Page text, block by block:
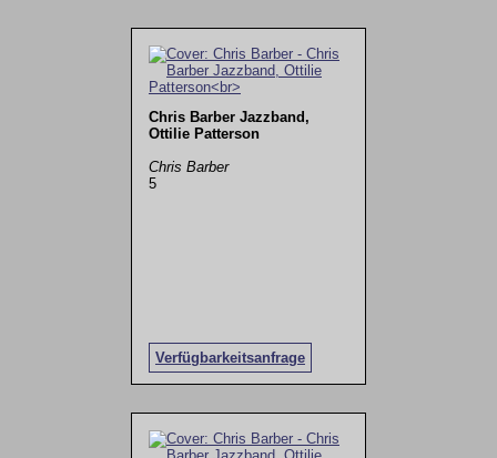
Chris Barber Jazzband,
Ottilie Patterson
Chris Barber
5
Verfügbarkeitsanfrage